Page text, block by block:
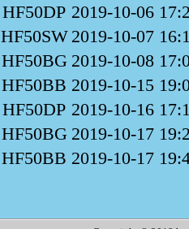
HF50DP 2019-10-06
HF50SW 2019-10-07
HF50BG 2019-10-08
HF50BB 2019-10-15
HF50DP 2019-10-16
HF50BG 2019-10-17
HF50BB 2019-10-17